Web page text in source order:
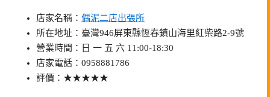
店家名稱： 偶泥二店出張所
所在地址：臺灣946屏東縣恆春鎮山海里紅柴路2-9號
營業時間：日 一 五 六 11:00-18:30
店家電話：0958881786
評價：★★★★★